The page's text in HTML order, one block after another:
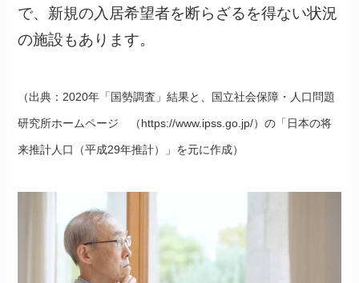
で、新規の入居希望者を断らざるを得ない状況
の施設もあります。
（出典：2020年「国勢調査」結果と、国立社会保障・人口問題
研究所ホームページ （https://www.ipss.go.jp/）の「日本の将
来推計人口（平成29年推計）」を元に作成）